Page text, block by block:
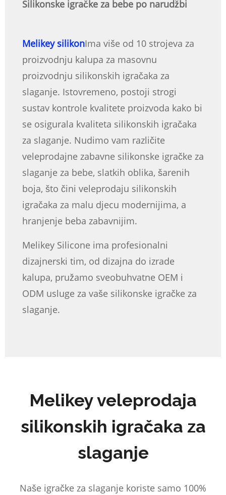
Silikonske igračke za bebe po narudžbi
Melikey silikonIma više od 10 strojeva za
proizvodnju kalupa za masovnu
proizvodnju silikonskih igračaka za
slaganje. Istovremeno, postoji strogi
sustav kontrole kvalitete proizvoda kako bi
se osigurala kvaliteta silikonskih igračaka
za slaganje. Nudimo vam različite
veleprodajne zabavne silikonske igračke za
slaganje za bebe, slatkih oblika, šarenih
boja, što čini veleprodaju silikonskih
igračaka za malu djecu modernijima, a
hranjenje beba zabavnijim.
Melikey Silicone ima profesionalni
dizajnerski tim, od dizajna do izrade
kalupa, pružamo sveobuhvatne OEM i
ODM usluge za vaše silikonske igračke za
slaganje.
Melikey veleprodaja
silikonskih igračaka za
slaganje
Naše igračke za slaganje koriste samo 100%